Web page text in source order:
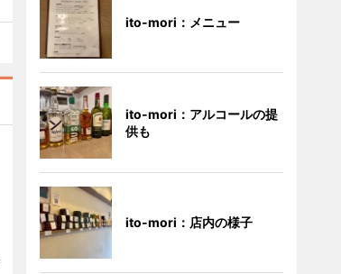
ito-mori：メニュー
ito-mori：アルコールの提
供も
ito-mori：店内の様子